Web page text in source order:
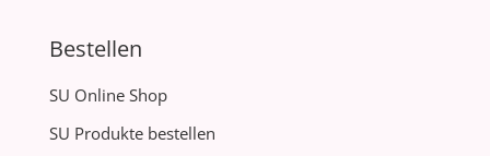
Bestellen
SU Online Shop
SU Produkte bestellen